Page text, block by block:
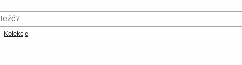
Kolekcje